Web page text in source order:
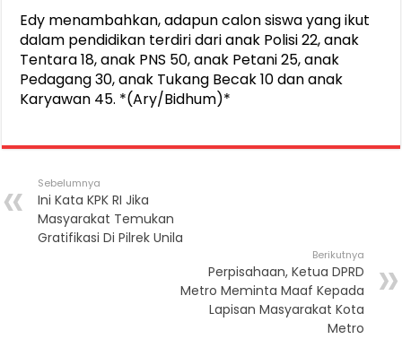
Edy menambahkan, adapun calon siswa yang ikut
dalam pendidikan terdiri dari anak Polisi 22, anak
Tentara 18, anak PNS 50, anak Petani 25, anak
Pedagang 30, anak Tukang Becak 10 dan anak
Karyawan 45. *(Ary/Bidhum)*
Sebelumnya
Ini Kata KPK RI Jika
Masyarakat Temukan
Gratifikasi Di Pilrek Unila
Berikutnya
Perpisahaan, Ketua DPRD
Metro Meminta Maaf Kepada
Lapisan Masyarakat Kota
Metro